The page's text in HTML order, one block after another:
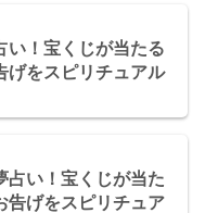
い！宝くじが当たる
げをスピリチュアル
占い！宝くじが当た
告げをスピリチュア